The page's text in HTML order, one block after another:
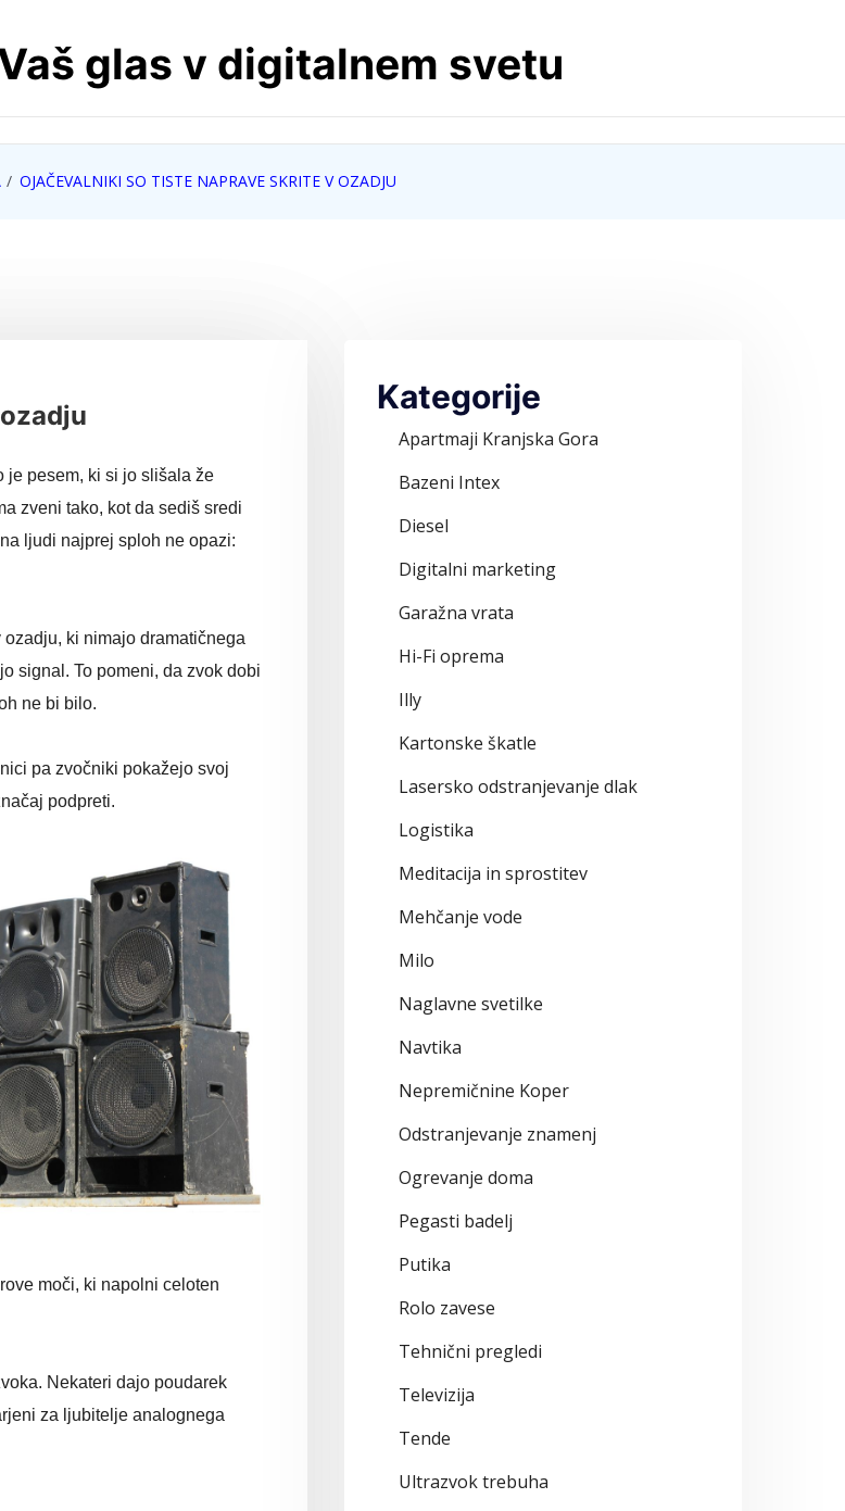
glas v digitalnem svetu
OJAČEVALNIKI SO TISTE NAPRAVE SKRITE V OZADJU
je pesem, ki si jo slišala že
zveni tako, kot da sediš sredi
ljudi najprej sploh ne opazi:
ki nimajo dramatičnega
signal. To pomeni, da zvok dobi
ne bi bilo.
pa zvočniki pokažejo svoj
podpreti.
moči, ki napolni celoten
Nekateri dajo poudarek
za ljubitelje analognega
Kategorije
Apartmaji Kranjska Gora
Bazeni Intex
Diesel
Digitalni marketing
Garažna vrata
Hi-Fi oprema
Illy
Kartonske škatle
Lasersko odstranjevanje dlak
Logistika
Meditacija in sprostitev
Mehčanje vode
Milo
Naglavne svetilke
Navtika
Nepremičnine Koper
Odstranjevanje znamenj
Ogrevanje doma
Pegasti badelj
Putika
Rolo zavese
Tehnični pregledi
Televizija
Tende
Ultrazvok trebuha